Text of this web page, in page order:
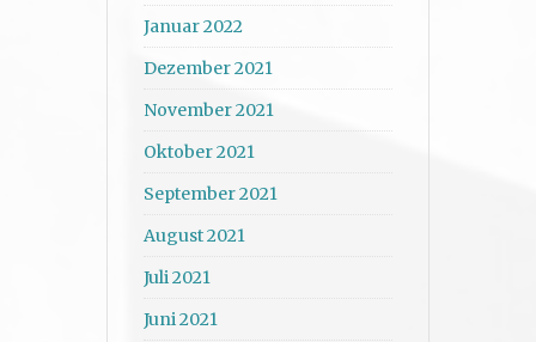
Januar 2022
Dezember 2021
November 2021
Oktober 2021
September 2021
August 2021
Juli 2021
Juni 2021